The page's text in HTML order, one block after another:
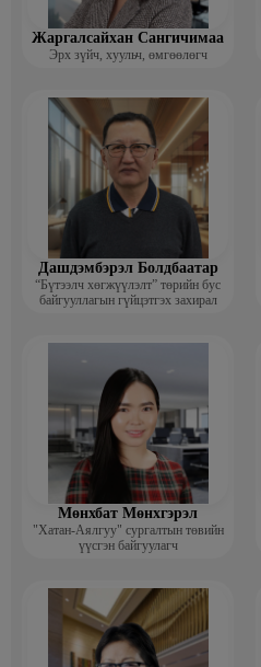
Жаргалсайхан Сангичимаа
Эрх зүйч, хуульч, өмгөөлөгч
Дашдэмбэрэл Болдбаатар
“Бүтээлч хөгжүүлэлт” төрийн бус
байгууллагын гүйцэтгэх захирал
Мөнхбат Мөнхгэрэл
"Хатан-Аялгуу" сургалтын төвийн
үүсгэн байгуулагч